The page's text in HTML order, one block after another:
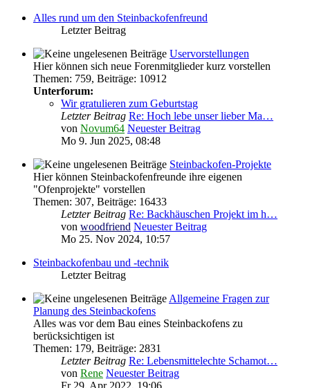
Alles rund um den Steinbackofenfreund
Letzter Beitrag
Uservorstellungen
Hier können sich neue Forenmitglieder kurz vorstellen
Themen: 759, Beiträge: 10912
Unterforum:
Wir gratulieren zum Geburtstag
Letzter Beitrag Re: Hoch lebe unser lieber Ma…
von Novum64 Neuester Beitrag
Mo 9. Jun 2025, 08:48
Steinbackofen-Projekte
Hier können Steinbackofenfreunde ihre eigenen
"Ofenprojekte" vorstellen
Themen: 307, Beiträge: 16433
Letzter Beitrag Re: Backhäuschen Projekt im h…
von woodfriend Neuester Beitrag
Mo 25. Nov 2024, 10:57
Steinbackofenbau und -technik
Letzter Beitrag
Allgemeine Fragen zur
Planung des Steinbackofens
Alles was vor dem Bau eines Steinbackofens zu
berücksichtigen ist
Themen: 179, Beiträge: 2831
Letzter Beitrag Re: Lebensmittelechte Schamot…
von Rene Neuester Beitrag
Fr 29. Apr 2022, 19:06